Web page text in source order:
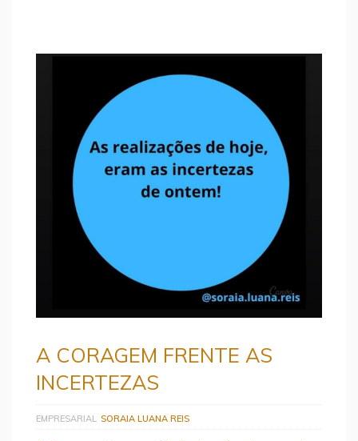
A CORAGEM FRENTE AS
INCERTEZAS
EMPRESARIAL SORAIA LUANA REIS